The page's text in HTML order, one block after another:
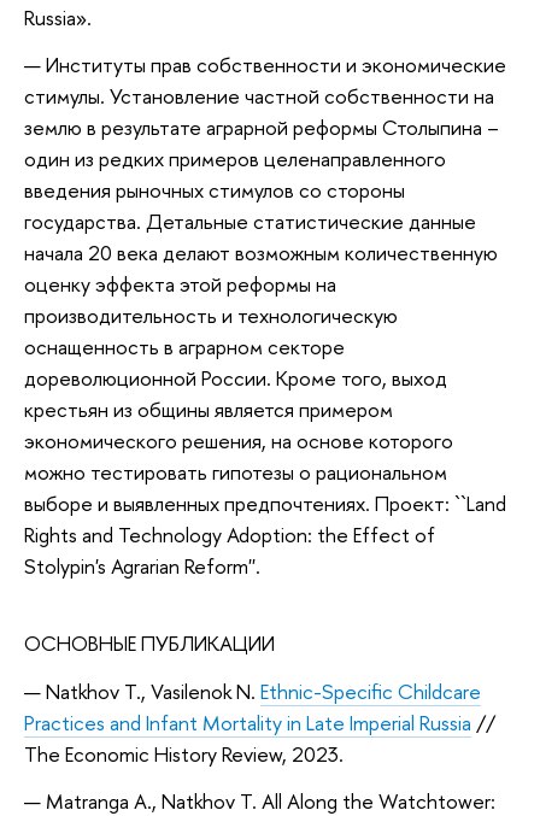
Russia».
Институты прав собственности и экономические
стимулы. Установление частной собственности на
землю в результате аграрной реформы Столыпина –
один из редких примеров целенаправленного
введения рыночных стимулов со стороны
государства. Детальные статистические данные
начала 20 века делают возможным количественную
оценку эффекта этой реформы на
производительность и технологическую
оснащенность в аграрном секторе
дореволюционной России. Кроме того, выход
крестьян из общины является примером
экономического решения, на основе которого
можно тестировать гипотезы о рациональном
выборе и выявленных предпочтениях. Проект: ``Land
Rights and Technology Adoption: the Effect of
Stolypin's Agrarian Reform''.
ОСНОВНЫЕ ПУБЛИКАЦИИ
Natkhov T., Vasilenok N. Ethnic-Specific Childcare
Practices and Infant Mortality in Late Imperial Russia //
The Economic History Review, 2023.
Matranga A., Natkhov T. All Along the Watchtower: